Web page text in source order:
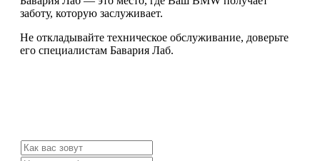
заботу, которую заслуживает.
Не откладывайте техническое обслуживание, доверьте
его специалистам Бавария Лаб.